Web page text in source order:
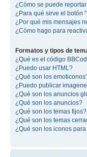
¿Cómo se puede
¿Para qué sirve el botón
¿Por qué mis mensajes
¿Cómo hago para
Formatos y tipos de
¿Qué es el código
¿Puedo usar HTML?
¿Qué son los
¿Puedo publicar
¿Qué son los anuncios
¿Qué son los anuncios?
¿Qué son los temas fijos?
¿Qué son los temas
¿Qué son los iconos